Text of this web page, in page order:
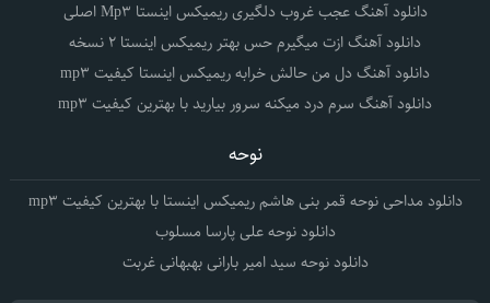
دانلود آهنگ عجب غروب دلگیری ریمیکس اینستا Mp3 اصلی
دانلود آهنگ ازت میگیرم حس بهتر ریمیکس اینستا 2 نسخه
دانلود آهنگ دل من حالش خرابه ریمیکس اینستا کیفیت mp3
دانلود آهنگ سرم درد میکنه سرور بیارید با بهترین کیفیت mp3
نوحه
دانلود مداحی نوحه قمر بنی هاشم ریمیکس اینستا با بهترین کیفیت mp3
دانلود نوحه علی پارسا مسلوب
دانلود نوحه سید امیر بارانی بهبهانی غربت